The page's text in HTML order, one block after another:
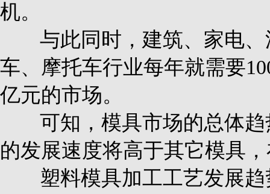
机。
与此同时，建筑、家电、
车、摩托车行业每年就需要
亿元的市场。
可知，模具市场的总体趋
的发展速度将高于其它模具
塑料模具加工工艺发展趋